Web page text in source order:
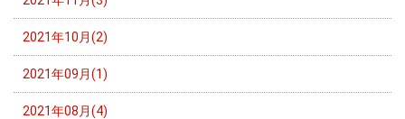
2021年10月(2)
2021年09月(1)
2021年08月(4)